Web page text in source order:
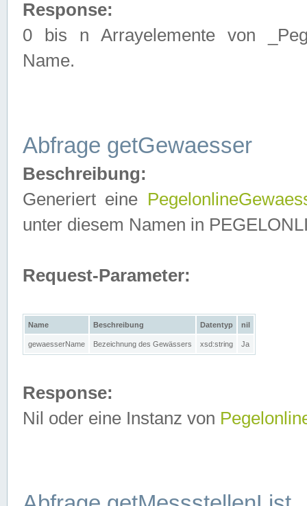
Response:
0 bis n Arrayelemente von
Name.
Abfrage getGewaesser
Beschreibung:
Generiert eine
unter diesem Namen in
Request-Parameter:
Name Beschreibung Datentyp nil
gewaesserName Bezeichnung des Gewässers xsd:string Ja
Response:
Nil oder eine Instanz von